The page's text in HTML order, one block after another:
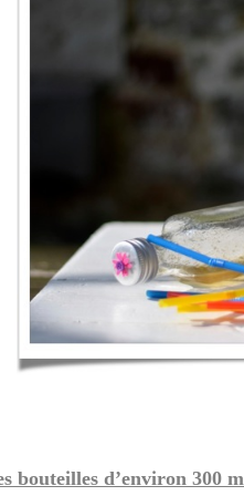
bouteilles d’environ 300